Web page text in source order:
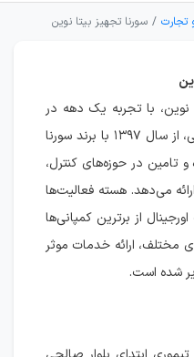
تجارت سورنا تجهیز بیتا نوین
نوین، با تجربه یک دهه در
واردات و تامین قطعات الکترونیکی، از سال ۱۳۹۷ با برند سورنا
تامین در حوزه‌های کنترل،
می‌دهد. هسته فعالیت‌ها
از برترین کمپانی‌ها
مختلف، ارائه خدمات موثر
شده است.